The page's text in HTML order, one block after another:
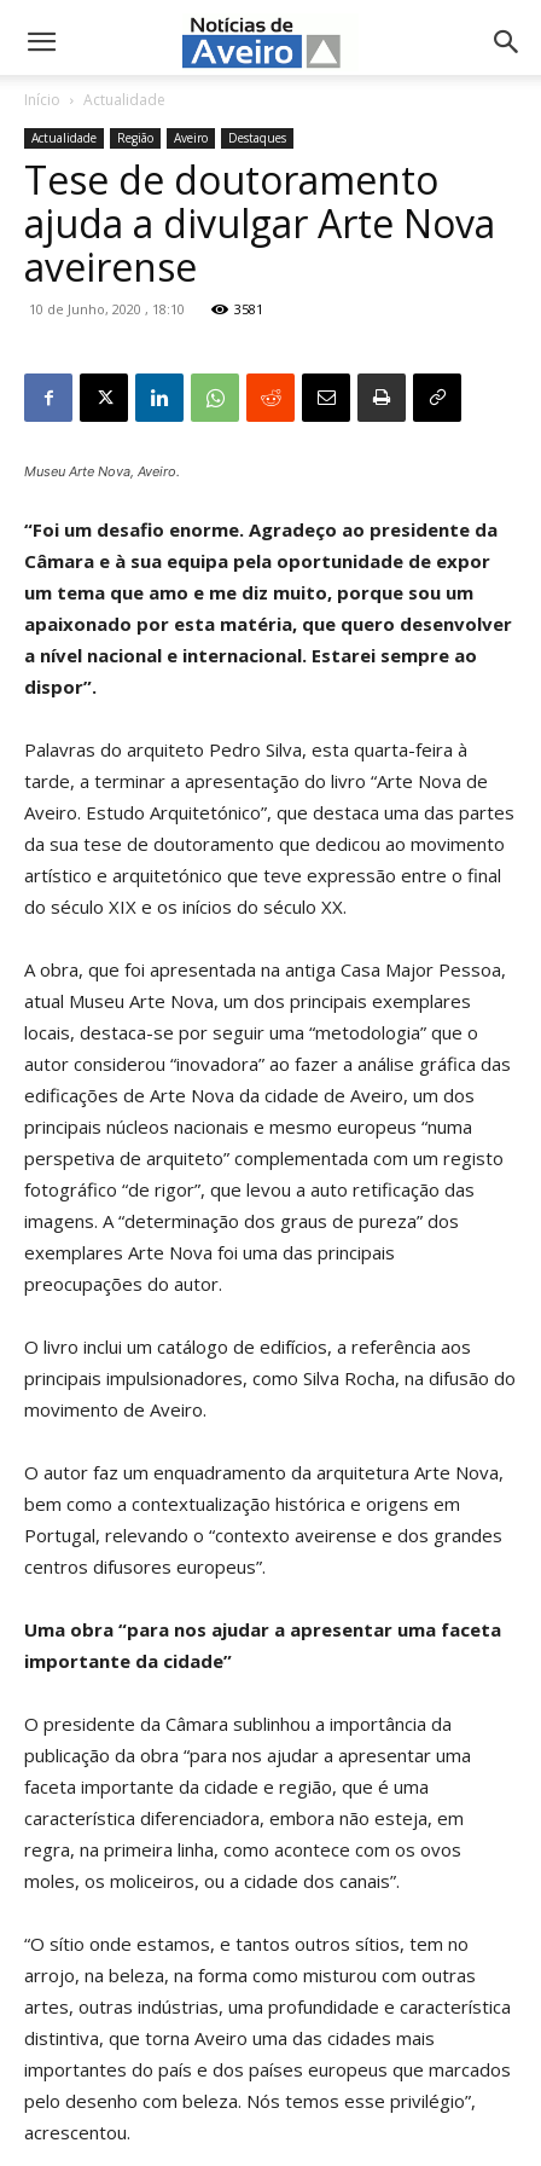
NotíciasdeAveiro.pt
Início Actualidade
Actualidade Região Aveiro Destaques
Tese de doutoramento
ajuda a divulgar Arte Nova
aveirense
10 de Junho, 2020 , 18:10 3581
Museu Arte Nova, Aveiro.
“Foi um desafio enorme. Agradeço ao presidente da
Câmara e à sua equipa pela oportunidade de expor
um tema que amo e me diz muito, porque sou um
apaixonado por esta matéria, que quero desenvolver
a nível nacional e internacional. Estarei sempre ao
dispor”.
Palavras do arquiteto Pedro Silva, esta quarta-feira à
tarde, a terminar a apresentação do livro “Arte Nova de
Aveiro. Estudo Arquitetónico”, que destaca uma das partes
da sua tese de doutoramento que dedicou ao movimento
artístico e arquitetónico que teve expressão entre o final
do século XIX e os inícios do século XX.
A obra, que foi apresentada na antiga Casa Major Pessoa,
atual Museu Arte Nova, um dos principais exemplares
locais, destaca-se por seguir uma “metodologia” que o
autor considerou “inovadora” ao fazer a análise gráfica das
edificações de Arte Nova da cidade de Aveiro, um dos
principais núcleos nacionais e mesmo europeus “numa
perspetiva de arquiteto” complementada com um registo
fotográfico “de rigor”, que levou a auto retificação das
imagens. A “determinação dos graus de pureza” dos
exemplares Arte Nova foi uma das principais
preocupações do autor.
O livro inclui um catálogo de edifícios, a referência aos
principais impulsionadores, como Silva Rocha, na difusão do
movimento de Aveiro.
O autor faz um enquadramento da arquitetura Arte Nova,
bem como a contextualização histórica e origens em
Portugal, relevando o “contexto aveirense e dos grandes
centros difusores europeus”.
Uma obra “para nos ajudar a apresentar uma faceta
importante da cidade”
O presidente da Câmara sublinhou a importância da
publicação da obra “para nos ajudar a apresentar uma
faceta importante da cidade e região, que é uma
característica diferenciadora, embora não esteja, em
regra, na primeira linha, como acontece com os ovos
moles, os moliceiros, ou a cidade dos canais”.
“O sítio onde estamos, e tantos outros sítios, tem no
arrojo, na beleza, na forma como misturou com outras
artes, outras indústrias, uma profundidade e característica
distintiva, que torna Aveiro uma das cidades mais
importantes do país e dos países europeus que marcados
pelo desenho com beleza. Nós temos esse privilégio”,
acrescentou.